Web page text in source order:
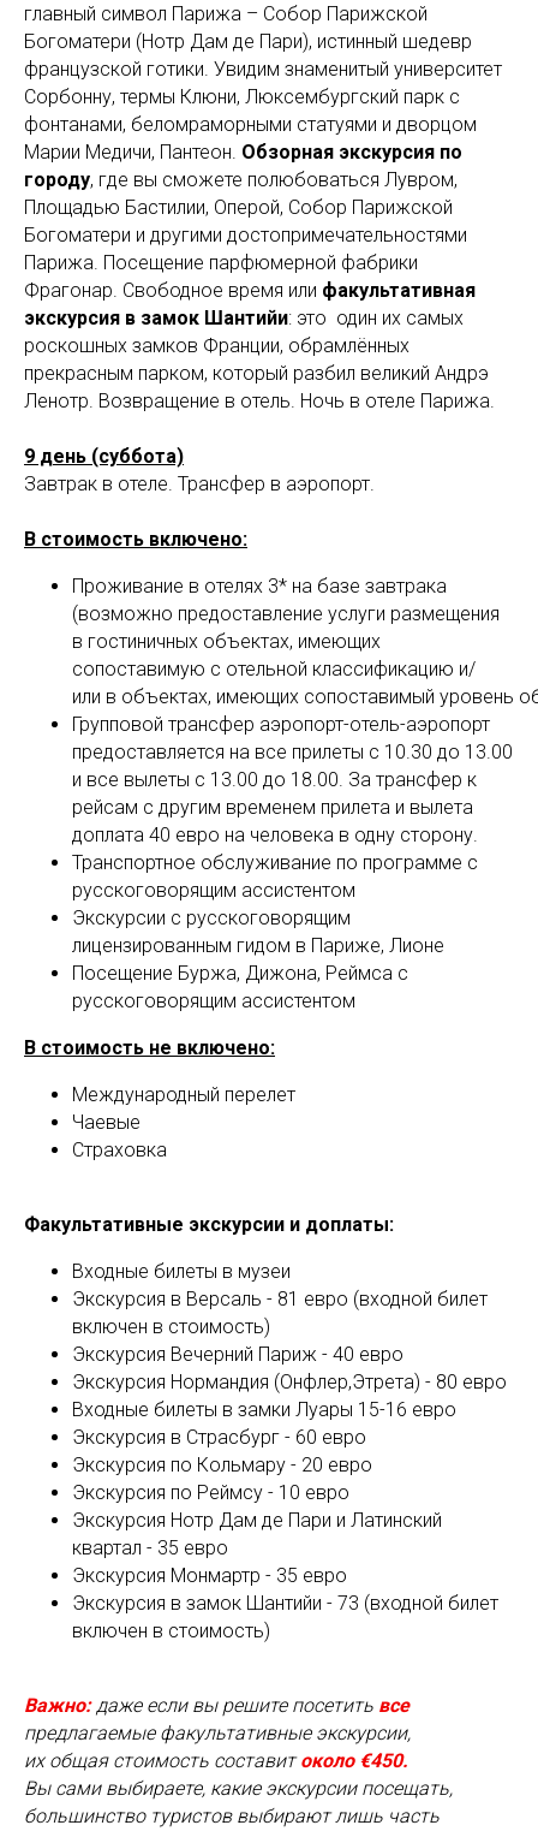
главный символ Парижа – Собор Парижской
Богоматери (Нотр Дам де Пари), истинный шедевр
французской готики. Увидим знаменитый университет
Сорбонну, термы Клюни, Люксембургский парк с
фонтанами, беломраморными статуями и дворцом
Марии Медичи, Пантеон. Обзорная экскурсия по
городу, где вы сможете полюбоваться Лувром,
Площадью Бастилии, Оперой, Собор Парижской
Богоматери и другими достопримечательностями
Парижа. Посещение парфюмерной фабрики
Фрагонар. Свободное время или факультативная
экскурсия в замок Шантийи: это один их самых
роскошных замков Франции, обрамлённых
прекрасным парком, который разбил великий Андрэ
Ленотр. Возвращение в отель. Ночь в отеле Парижа.
9 день (суббота)
Завтрак в отеле. Трансфер в аэропорт.
В стоимость включено:
Проживание в отелях 3* на базе завтрака
(возможно предоставление услуги размещения
в гостиничных объектах, имеющих
сопоставимую с отельной классификацию и/
или в объектах, имеющих сопоставимый уровень
Групповой трансфер аэропорт-отель-аэропорт
предоставляется на все прилеты с 10.30 до 13.00
и все вылеты с 13.00 до 18.00. За трансфер к
рейсам с другим временем прилета и вылета
доплата 40 евро на человека в одну сторону.
Транспортное обслуживание по программе с
русскоговорящим ассистентом
Экскурсии с русскоговорящим
лицензированным гидом в Париже, Лионе
Посещение Буржа, Дижона, Реймса с
русскоговорящим ассистентом
В стоимость не включено:
Международный перелет
Чаевые
Страховка
Факультативные экскурсии и доплаты:
Входные билеты в музеи
Экскурсия в Версаль - 81 евро (входной билет
включен в стоимость)
Экскурсия Вечерний Париж - 40 евро
Экскурсия Нормандия (Онфлер,Этрета) - 80 евро
Входные билеты в замки Луары 15-16 евро
Экскурсия в Страсбург - 60 евро
Экскурсия по Кольмару - 20 евро
Экскурсия по Реймсу - 10 евро
Экскурсия Нотр Дам де Пари и Латинский
квартал - 35 евро
Экскурсия Монмартр - 35 евро
Экскурсия в замок Шантийи - 73 (входной билет
включен в стоимость)
Важно: даже если вы решите посетить все
предлагаемые факультативные экскурсии,
их общая стоимость составитоколо €450.
Вы сами выбираете, какие экскурсии посещать,
большинство туристов выбирают лишь часть